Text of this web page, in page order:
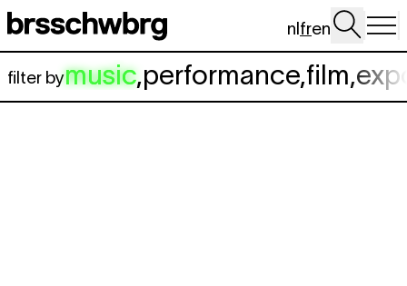
Aller au contenu principal
nlfren
filter bymusic,performance,film,